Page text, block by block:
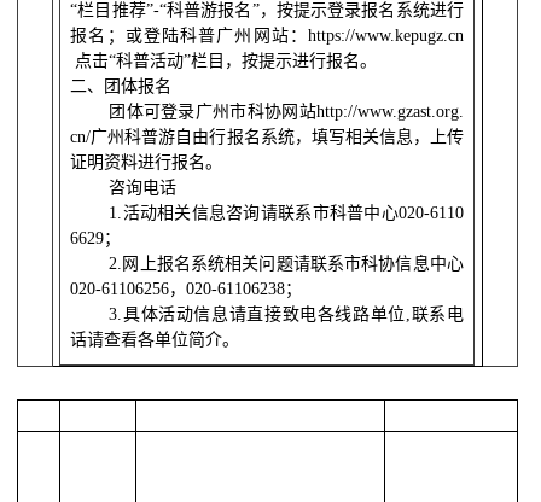
“栏目推荐”-“科普游报名 ”，按提示登录报名系统进行
报名；或登陆科普广州网站： https://www.kepugz.cn
点击“科普活动”栏目，按提示进行报名。
二、团体报名
团体可登录广州市科协网站http://www.gzast.org.
cn/广州科普游自由行报名系统，填写相关信息，上传
证明资料进行报名。
咨询电话
1.活动相关信息咨询请联系市科普中心020-6110
6629；
2. 网上报名系统相关问题请联系市科协信息中心
020-61106256，020-61106238；
3.具体活动信息请直接致电各线路单位 ,联系电
话请查看各单位简介。